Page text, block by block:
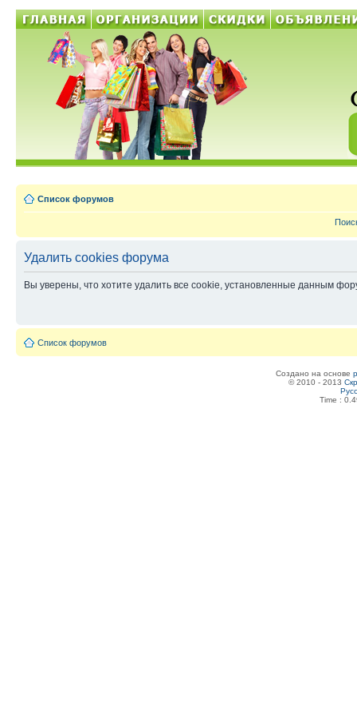
Список форумов
Удалить cookies форума
Вы уверены, что хотите удалить все cookie, установленные данным
Список форумов
Создано на основе
© 2010 - 2013
Time :